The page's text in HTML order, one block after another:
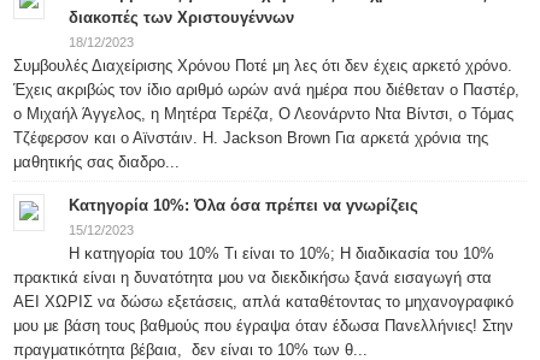
διακοπές των Χριστουγέννων
18/12/2023
Συμβουλές Διαχείρισης Χρόνου Ποτέ μη λες ότι δεν έχεις αρκετό χρόνο.
Έχεις ακριβώς τον ίδιο αριθμό ωρών ανά ημέρα που διέθεταν ο Παστέρ,
ο Μιχαήλ Άγγελος, η Μητέρα Τερέζα, Ο Λεονάρντο Ντα Βίντσι, ο Τόμας
Τζέφερσον και ο Αϊνστάιν. H. Jackson Brown Για αρκετά χρόνια της
μαθητικής σας διαδρο...
Κατηγορία 10%: Όλα όσα πρέπει να γνωρίζεις
15/12/2023
Η κατηγορία του 10% Τι είναι το 10%; Η διαδικασία του 10%
πρακτικά είναι η δυνατότητα μου να διεκδικήσω ξανά εισαγωγή στα
ΑΕΙ ΧΩΡΙΣ να δώσω εξετάσεις, απλά καταθέτοντας το μηχανογραφικό
μου με βάση τους βαθμούς που έγραψα όταν έδωσα Πανελλήνιες! Στην
πραγματικότητα βέβαια, δεν είναι το 10% των θ...